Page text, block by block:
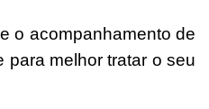
o acompanhamento de
para melhor tratar o seu